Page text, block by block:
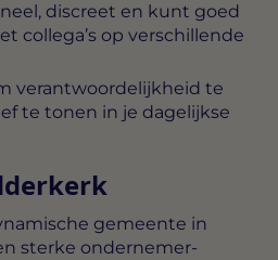
discreet en kunt goed
collega’s op verschillende
verantwoordelijkheid te
te tonen in je dagelijkse
gemeente in
sterke ondernemer­